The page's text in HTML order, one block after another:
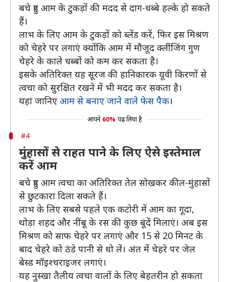
बचे हुए आम के टुकड़ों की मदद से दाग-धब्बे हल्के हो सकते
हैं।
लाभ के लिए आम के टुकड़ों को ब्लेंड करें, फिर इस मिश्रण
को चेहरे पर लगाएं क्योंकि आम में मौजूद क्लींजिंग गुण
चेहरे के काले धब्बों को कम कर सकता है।
इसके अतिरिक्त यह सूरज की हानिकारक यूवी किरणों से
त्वचा को सुरक्षित रखने में भी मदद कर सकता है।
यहां जानिए आम से बनाए जाने वाले फेस पैक।
आपने 60% पढ़ लिया है
#4
मुंहासों से राहत पाने के लिए ऐसे इस्तेमाल
करें आम
बचे हुए आम त्वचा का अतिरिक्त तेल सोखकर कील-मुंहासों
से छुटकारा दिला सकते हैं।
लाभ के लिए सबसे पहले एक कटोरी में आम का गूदा,
थोड़ा शहद और नींबू के रस की कुछ बूंदें मिलाएं। अब इस
मिश्रण को साफ चेहरे पर लगाएं और 15 से 20 मिनट के
बाद चेहरे को ठंडे पानी से धो लें। अंत में चेहरे पर जेल
बेस्ड मॉइश्चराइजर लगाएं।
यह नुस्खा तैलीय त्वचा वालों के लिए बेहतरीन हो सकता